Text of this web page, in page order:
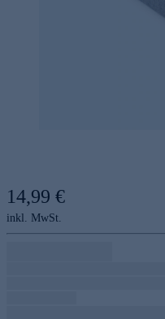
14,99 €
inkl. MwSt.